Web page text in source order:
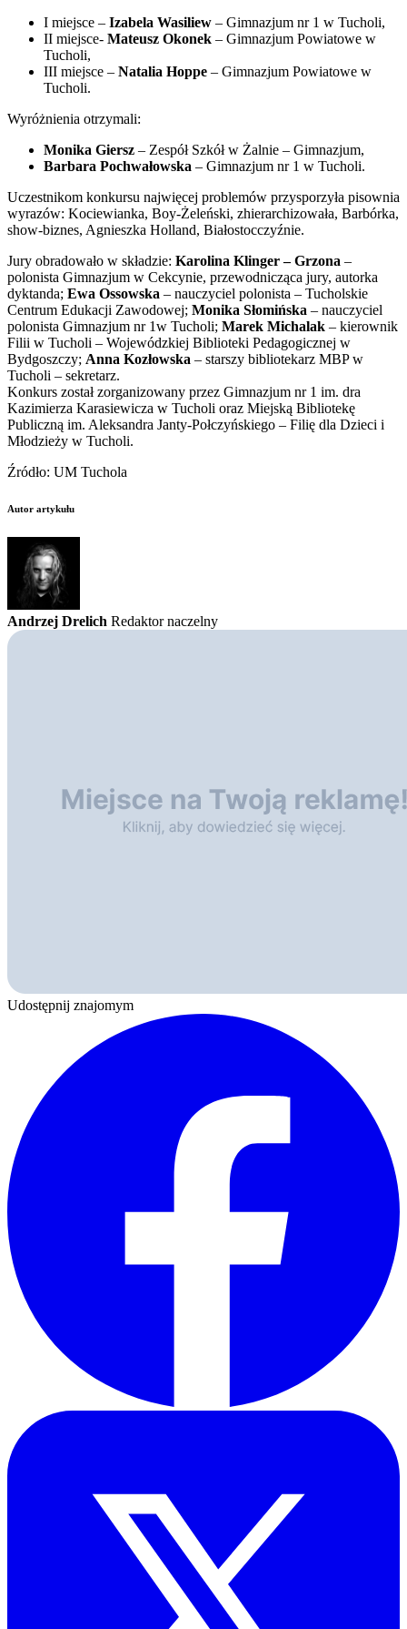
I miejsce – Izabela Wasiliew – Gimnazjum nr 1 w Tucholi,
II miejsce- Mateusz Okonek – Gimnazjum Powiatowe w
Tucholi,
III miejsce – Natalia Hoppe – Gimnazjum Powiatowe w
Tucholi.
Wyróżnienia otrzymali:
Monika Giersz – Zespół Szkół w Żalnie – Gimnazjum,
Barbara Pochwałowska – Gimnazjum nr 1 w Tucholi.
Uczestnikom konkursu najwięcej problemów przysporzyła pisownia
wyrazów: Kociewianka, Boy-Żeleński, zhierarchizowała, Barbórka,
show-biznes, Agnieszka Holland, Białostocczyźnie.
Jury obradowało w składzie: Karolina Klinger – Grzona –
polonista Gimnazjum w Cekcynie, przewodnicząca jury, autorka
dyktanda; Ewa Ossowska – nauczyciel polonista – Tucholskie
Centrum Edukacji Zawodowej; Monika Słomińska – nauczyciel
polonista Gimnazjum nr 1w Tucholi; Marek Michalak – kierownik
Filii w Tucholi – Wojewódzkiej Biblioteki Pedagogicznej w
Bydgoszczy; Anna Kozłowska – starszy bibliotekarz MBP w
Tucholi – sekretarz.
Konkurs został zorganizowany przez Gimnazjum nr 1 im. dra
Kazimierza Karasiewicza w Tucholi oraz Miejską Bibliotekę
Publiczną im. Aleksandra Janty-Połczyńskiego – Filię dla Dzieci i
Młodzieży w Tucholi.
Źródło: UM Tuchola
Autor artykułu
Andrzej Drelich Redaktor naczelny
Udostępnij znajomym